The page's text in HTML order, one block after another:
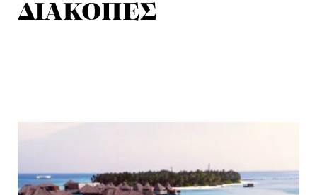
ΔΙΑΚΟΠΕΣ